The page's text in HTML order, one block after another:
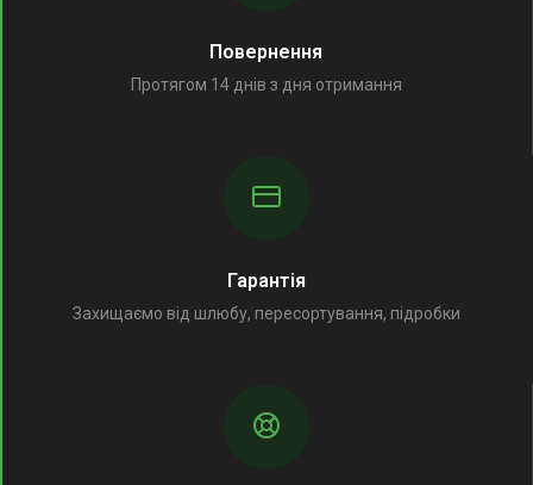
Повернення
Протягом 14 днів з дня отримання
Гарантія
Захищаємо від шлюбу, пересортування, підробки